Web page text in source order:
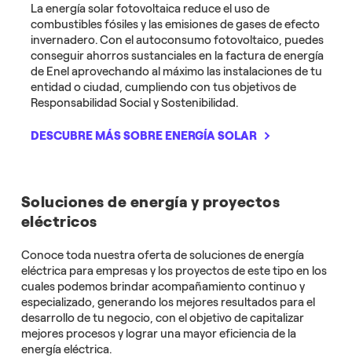
La energía solar fotovoltaica reduce el uso de
combustibles fósiles y las emisiones de gases de efecto
invernadero. Con el autoconsumo fotovoltaico, puedes
conseguir ahorros sustanciales en la factura de energía
de Enel aprovechando al máximo las instalaciones de tu
entidad o ciudad, cumpliendo con tus objetivos de
Responsabilidad Social y Sostenibilidad.
DESCUBRE MÁS SOBRE ENERGÍA SOLAR
Soluciones de energía y proyectos
eléctricos
Conoce toda nuestra oferta de soluciones de energía
eléctrica para empresas y los proyectos de este tipo en los
cuales podemos brindar acompañamiento continuo y
especializado, generando los mejores resultados para el
desarrollo de tu negocio, con el objetivo de capitalizar
mejores procesos y lograr una mayor eficiencia de la
energía eléctrica.